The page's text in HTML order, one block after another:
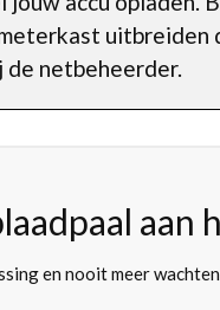
de netbeheerder.
aan
en nooit meer